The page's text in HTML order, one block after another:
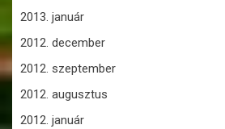
2013. január
2012. december
2012. szeptember
2012. augusztus
2012. január